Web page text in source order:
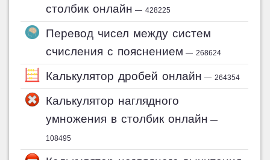
столбик онлайн — 428225
Перевод чисел между систем
счисления с пояснением — 268624
Калькулятор дробей онлайн — 264354
Калькулятор наглядного
умножения в столбик онлайн —
108495